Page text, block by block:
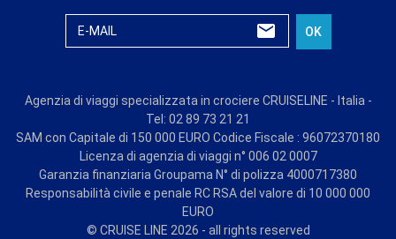
E-MAIL OK
Agenzia di viaggi specializzata in crociere CRUISELINE - Italia -
Tel: 02 89 73 21 21
SAM con Capitale di 150 000 EURO Codice Fiscale : 96072370180
Licenza di agenzia di viaggi n° 006 02 0007
Garanzia finanziaria Groupama N° di polizza 4000717380
Responsabilità civile e penale RC RSA del valore di 10 000 000
EURO
© CRUISE LINE 2026 - all rights reserved